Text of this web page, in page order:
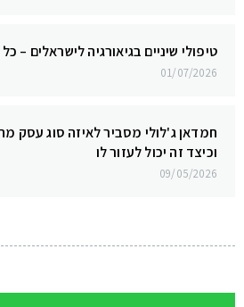
טיפולי שיניים בגיאורגיה לישראלים –
01/07/2026
וכיצד זה יכול לעזור לו
09/05/2026